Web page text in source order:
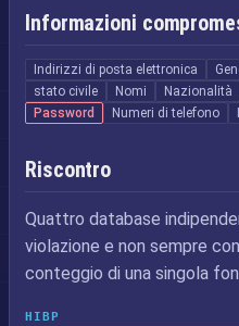
Informazioni
Indirizzi di posta elettronica
stato civile
Nomi Nazionalità
Password
Numeri di telefono
Riscontro
Quattro database
violazione e non sempre
conteggio di una singola
HIBP